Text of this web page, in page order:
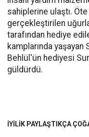
sahiplerine ulaştı.
gerçekleştirilen
tarafından hediye
kamplarında yaşayan
Behlül'ün hediyesi
güldürdü.
İYİLİK PAYLAŞTIKÇA